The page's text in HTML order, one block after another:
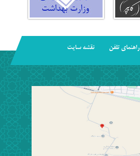
راهنمای تلفن نقشه سایت